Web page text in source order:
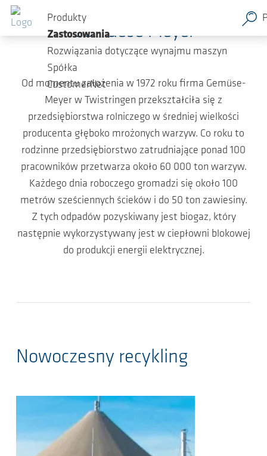
Przejdź do głównej zawartości
Produkty
Zastosowania
Rozwiązania dotyczące wynajmu maszyn
Spółka
CustomerNet
Gemuese Meyer
Od momentu założenia w 1972 roku firma Gemüse-
Meyer w Twistringen przekształciła się z
przedsiębiorstwa rolniczego w średniej wielkości
producenta głęboko mrożonych warzyw. Co roku to
rodzinne przedsiębiorstwo zatrudniające ponad 100
pracowników przetwarza około 60 000 ton warzyw.
Każdego dnia roboczego gromadzi się około 100
metrów sześciennych ścieków i do 50 ton zawiesiny.
Z tych odpadów pozyskiwany jest biogaz, który
następnie wykorzystywany jest w ciepłowni blokowej
do produkcji energii elektrycznej.
Nowoczesny recykling